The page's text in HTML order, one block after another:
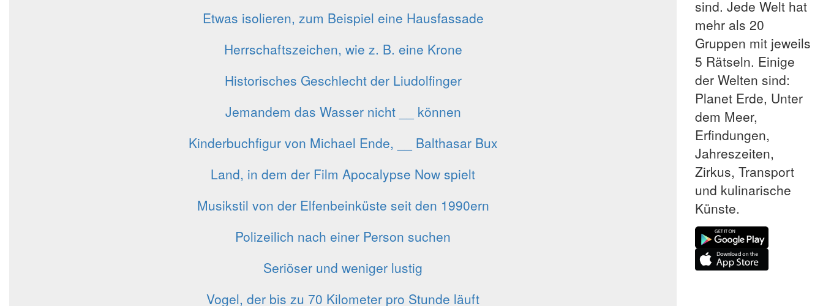
Etwas isolieren, zum Beispiel eine Hausfassade
Herrschaftszeichen, wie z. B. eine Krone
Historisches Geschlecht der Liudolfinger
Jemandem das Wasser nicht __ können
Kinderbuchfigur von Michael Ende, __ Balthasar Bux
Land, in dem der Film Apocalypse Now spielt
Musikstil von der Elfenbeinküste seit den 1990ern
Polizeilich nach einer Person suchen
Seriöser und weniger lustig
Vogel, der bis zu 70 Kilometer pro Stunde läuft
sind. Jede Welt hat
mehr als 20
Gruppen mit jeweils
5 Rätseln. Einige
der Welten sind:
Planet Erde, Unter
dem Meer,
Erfindungen,
Jahreszeiten,
Zirkus, Transport
und kulinarische
Künste.